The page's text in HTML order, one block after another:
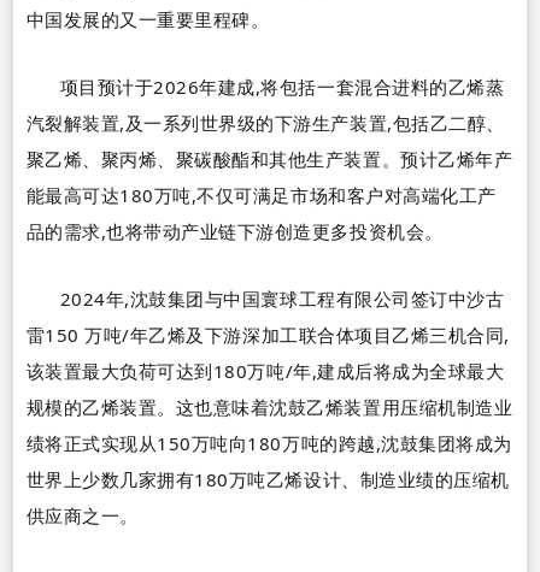
中国发展的又一重要里程碑。
项目预计于2026年建成,将包括一套混合进料的乙烯蒸
汽裂解装置,及一系列世界级的下游生产装置,包括乙二醇、
聚乙烯、聚丙烯、聚碳酸酯和其他生产装置。预计乙烯年产
能最高可达180万吨,不仅可满足市场和客户对高端化工产
品的需求,也将带动产业链下游创造更多投资机会。
2024年,沈鼓集团与中国寰球工程有限公司签订中沙古
雷150万吨/年乙烯及下游深加工联合体项目乙烯三机合同,
该装置最大负荷可达到180万吨/年,建成后将成为全球最大
规模的乙烯装置。这也意味着沈鼓乙烯装置用压缩机制造业
绩将正式实现从150万吨向180万吨的跨越,沈鼓集团将成为
世界上少数几家拥有180万吨乙烯设计、制造业绩的压缩机
供应商之一。